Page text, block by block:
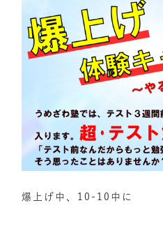
爆上げ中、10-10中に